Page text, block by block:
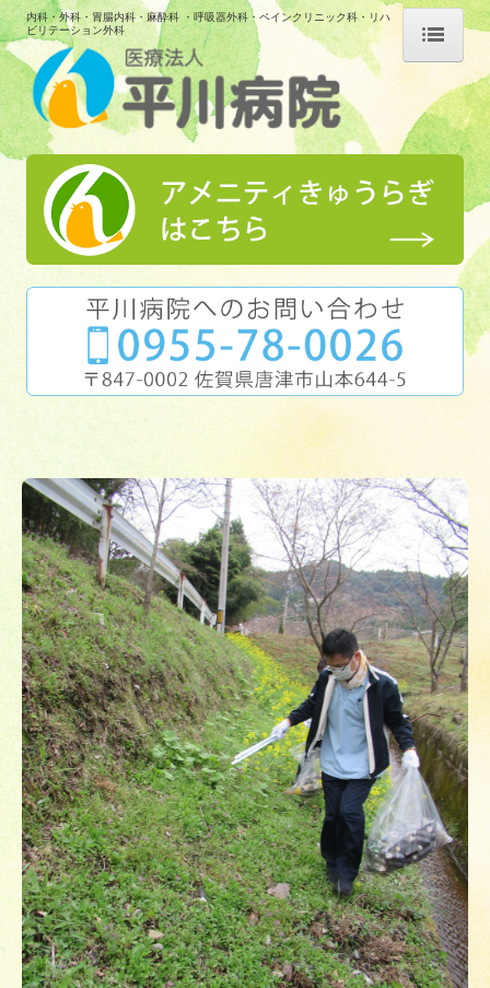
トップ
平川病院
ご挨拶・病院概要
病院紹介
厚生労働大臣が定める掲示事項
重要なお知らせ
障害者施設等一般病棟
地域包括ケア病床
外来のご案内
頭痛外来
検査について
プラセンタ注射
リハビリテーション
予防接種・健康診断
ペインクリニック
医師紹介
どんなお悩みですか？
内科・外科・胃腸内科・麻酔科 ・呼吸器外科・ペインクリニック科・リハ
ビリテーション外科